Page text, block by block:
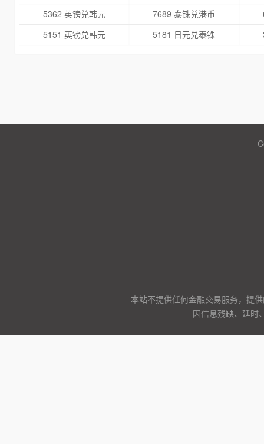
5362 英镑兑韩元
7689 泰铢兑港币
5151 英镑兑韩元
5181 日元兑泰铢
本站不提供任何金融交易服务，提
因信息残缺、延时